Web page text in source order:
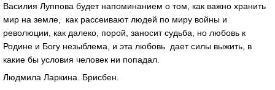
Василия Луппова будет напоминанием о том, как важно хранить
мир на земле, как рассеивают людей по миру войны и
революции, как далеко, порой, заносит судьба, но любовь к
Родине и Богу незыблема, и эта любовь дает силы выжить, в
какие бы условия человек ни попадал.
Людмила Ларкина. Брисбен.